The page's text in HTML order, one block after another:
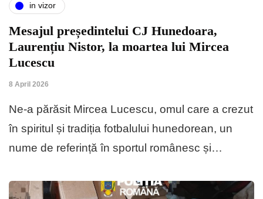
in vizor
Mesajul președintelui CJ Hunedoara,
Laurențiu Nistor, la moartea lui Mircea
Lucescu
8 April 2026
Ne-a părăsit Mircea Lucescu, omul care a crezut
în spiritul și tradiția fotbalului hunedorean, un
nume de referință în sportul românesc și…